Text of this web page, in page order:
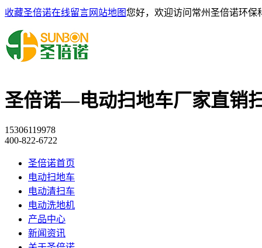
收藏圣倍诺在线留言网站地图您好，欢迎访问常州圣倍诺环保
圣倍诺—电动扫地车厂家直销
15306119978
400-822-6722
圣倍诺首页
电动扫地车
电动清扫车
电动洗地机
产品中心
新闻资讯